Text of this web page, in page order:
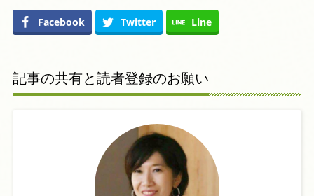
Facebook Twitter Line
記事の共有と読者登録のお願い